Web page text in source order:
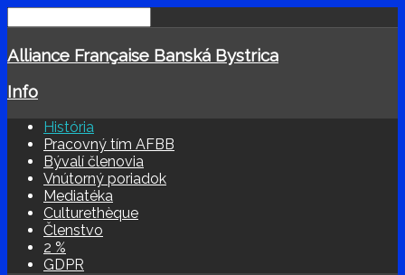
Alliance Française Banská Bystrica
Info
História
Pracovný tím AFBB
Bývalí členovia
Vnútorný poriadok
Mediatéka
Culturethèque
Členstvo
2 %
GDPR